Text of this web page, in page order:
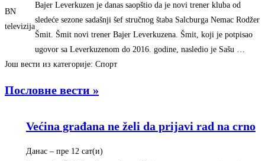
BN
televizija
Bajer Leverkuzen je danas saopštio da je novi trener kluba od
sledeće sezone sadašnji šef stručnog štaba Salcburga Nemac Rodžer
Šmit. Šmit novi trener Bajer Leverkuzena. Šmit, koji je potpisao
ugovor sa Leverkuzenom do 2016. godine, nasledio je Sašu …
Још вести из категорије: Спорт
Пословне вести »
Većina građana ne želi da prijavi rad na crno
Данас – ‎пре 12 сат(и)‎